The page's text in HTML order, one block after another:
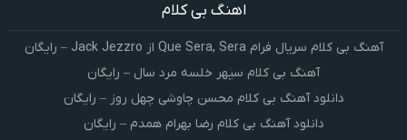
اهنگ بی کلام
آهنگ بی کلام سریال فرام Que Sera, Sera از Jack Jezzro – رایگان
آهنگ بی کلام سپهر خلسه مرد سال – رایگان
دانلود آهنگ بی کلام محسن چاوشی چهل روز – رایگان
دانلود آهنگ بی کلام رضا بهرام همدم – رایگان